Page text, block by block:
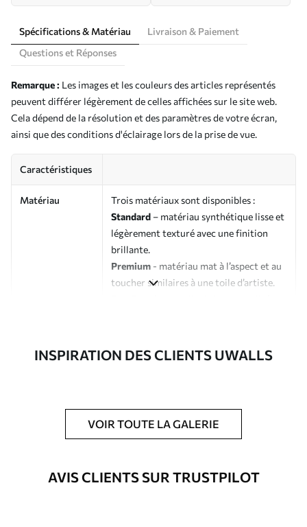
Spécifications & Matériau
Livraison & Paiement
Questions et Réponses
Remarque : Les images et les couleurs des articles représentés
peuvent différer légèrement de celles affichées sur le site web.
Cela dépend de la résolution et des paramètres de votre écran,
ainsi que des conditions d'éclairage lors de la prise de vue.
Caractéristiques
Matériau
Trois matériaux sont disponibles :
Standard – matériau synthétique lisse et
légèrement texturé avec une finition
brillante.
Premium - matériau mat à l’aspect et au
toucher similaires à une toile d’artiste.
Possibilité d'ajouter un vernis
protecteur pour renforcer la durabilité
du tableau.
Matériaux disponibles
INSPIRATION DES CLIENTS UWALLS
VOIR TOUTE LA GALERIE
AVIS CLIENTS SUR TRUSTPILOT